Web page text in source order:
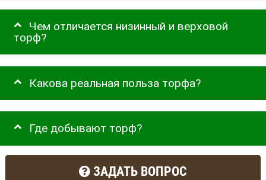
Чем отличается низинный и верховой
торф?
Какова реальная польза торфа?
Где добывают торф?
ЗАДАТЬ ВОПРОС